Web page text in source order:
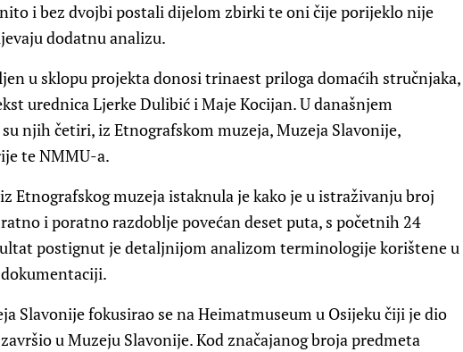
i bez dvojbi postali dijelom zbirki te oni čije porijeklo nije
dodatnu analizu.
u sklopu projekta donosi trinaest priloga domaćih stručnjaka,
urednica Ljerke Dulibić i Maje Kocijan. U današnjem
njih četiri, iz Etnografskom muzeja, Muzeja Slavonije,
te NMMU-a.
Etnografskog muzeja istaknula je kako je u istraživanju broj
i poratno razdoblje povećan deset puta, s početnih 24
postignut je detaljnijom analizom terminologije korištene u
Slavonije fokusirao se na Heimatmuseum u Osijeku čiji je dio
u Muzeju Slavonije. Kod značajanog broja predmeta